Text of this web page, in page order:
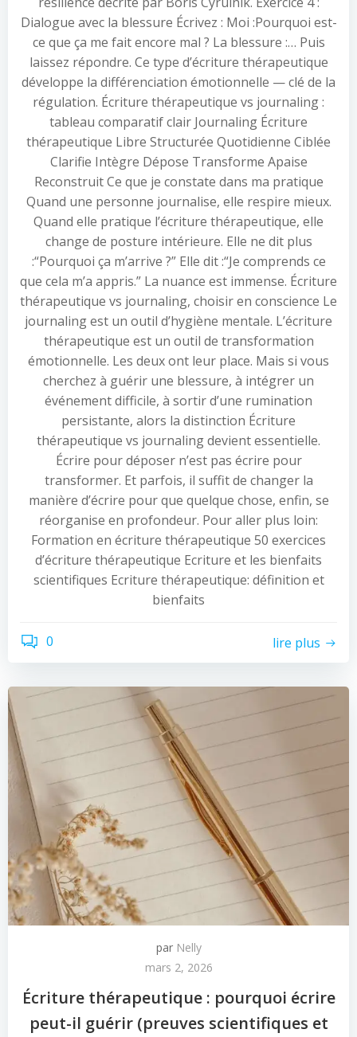
Dialogue avec la blessure Écrivez : Moi :Pourquoi est-
ce que ça me fait encore mal ? La blessure :… Puis
laissez répondre. Ce type d’écriture thérapeutique
développe la différenciation émotionnelle — clé de la
régulation. Écriture thérapeutique vs journaling :
tableau comparatif clair Journaling Écriture
thérapeutique Libre Structurée Quotidienne Ciblée
Clarifie Intègre Dépose Transforme Apaise
Reconstruit Ce que je constate dans ma pratique
Quand une personne journalise, elle respire mieux.
Quand elle pratique l’écriture thérapeutique, elle
change de posture intérieure. Elle ne dit plus
:“Pourquoi ça m’arrive ?” Elle dit :“Je comprends ce
que cela m’a appris.” La nuance est immense. Écriture
thérapeutique vs journaling, choisir en conscience Le
journaling est un outil d’hygiène mentale. L’écriture
thérapeutique est un outil de transformation
émotionnelle. Les deux ont leur place. Mais si vous
cherchez à guérir une blessure, à intégrer un
événement difficile, à sortir d’une rumination
persistante, alors la distinction Écriture
thérapeutique vs journaling devient essentielle.
Écrire pour déposer n’est pas écrire pour
transformer. Et parfois, il suffit de changer la
manière d’écrire pour que quelque chose, enfin, se
réorganise en profondeur. Pour aller plus loin:
Formation en écriture thérapeutique 50 exercices
d’écriture thérapeutique Ecriture et les bienfaits
scientifiques Ecriture thérapeutique: définition et
bienfaits
0 lire plus
par Nelly
mars 2, 2026
Écriture thérapeutique : pourquoi écrire
peut-il guérir (preuves scientifiques et